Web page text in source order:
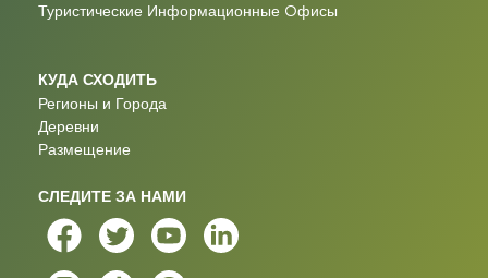
Туристические Информационные Oфисы
КУДА СХОДИТЬ
Регионы и Города
Деревни
Размещение
СЛЕДИТЕ ЗА НАМИ